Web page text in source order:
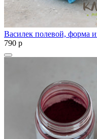
Василек полевой, форма
790 p